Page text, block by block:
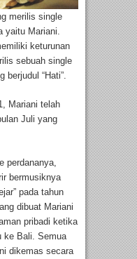
merilis single
yaitu Mariani.
keturunan
sebuah single
“Hati”.
Mariani telah
Juli yang
perdananya,
bermusiknya
pada tahun
dibuat Mariani
pribadi ketika
ke Bali. Semua
dikemas secara